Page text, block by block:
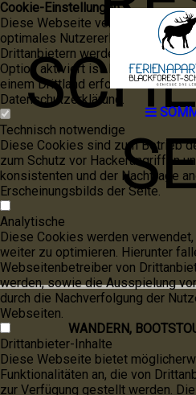
WANDERN,
Cookie-Einstellungen
Diese Webseite verwendet
optimales Nutzererlebnis zu
Drittanbietern werden nur
Option aktiviert ist. Die
einem Drittland erfolgen. Weitere
Datenschutzerklärung.
Technisch notwendige
Diese Cookies sind zum Betrieb
zum Schutz vor Hackerangriffen
konsistenten und der Nachfrage
Erscheinungsbilds der Seite.
Analytische
Diese Cookies werden
weiter zu optimieren. Hierunter
Webseitenbetreiber von
werden, sowie die Ausspielung
durch die Nachverfolgung der
Webseiten.
Drittanbieter-Inhalte
Diese Webseite bietet
Funktionalitäten an, die von
zur Verfügung gestellt werden.